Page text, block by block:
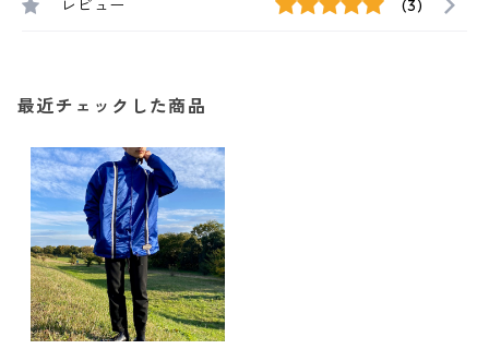
レビュー (3)
最近チェックした商品